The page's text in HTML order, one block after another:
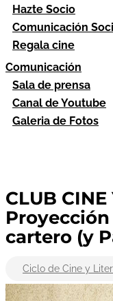
Hazte Socio
Comunicación
Regala cine
Comunicación
Sala de prensa
Canal de Youtube
Galeria de Fotos
CLUB CINE
cartero (y
Ciclo de Cine y